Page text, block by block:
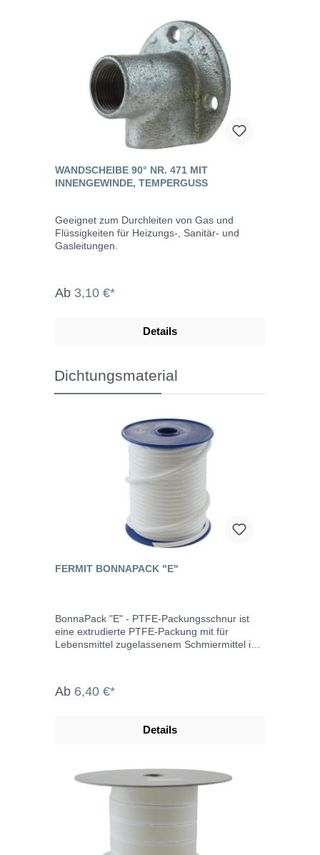
WANDSCHEIBE 90° NR. 471 MIT
INNENGEWINDE, TEMPERGUSS
Geeignet zum Durchleiten von Gas und
Flüssigkeiten für Heizungs-, Sanitär- und
Gasleitungen.
Ab 3,10 €*
Details
Dichtungsmaterial
FERMIT BONNAPACK "E"
BonnaPack "E" - PTFE-Packungsschnur ist
eine extrudierte PTFE-Packung mit für
Lebensmittel zugelassenem Schmiermittel im
Eigenschaften silikonfrei universell einsetzbar
Chemikalienbeständigkeit
Ab 6,40 €*
Details